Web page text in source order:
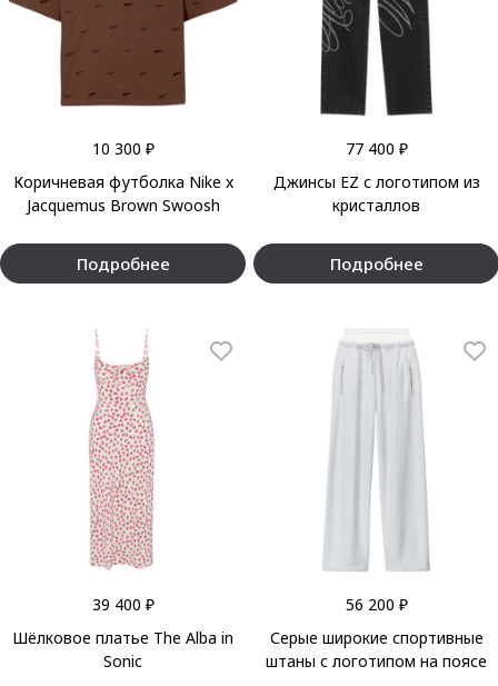
10 300 ₽
Коричневая футболка Nike x
Jacquemus Brown Swoosh
Подробнее
77 400 ₽
Джинсы EZ с логотипом из
кристаллов
Подробнее
39 400 ₽
Шёлковое платье The Alba in
Sonic
56 200 ₽
Серые широкие спортивные
штаны с логотипом на поясе